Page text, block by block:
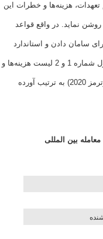
هزینه‌ها و خطرات این
در واقع قواعد
دادن و استاندارد
نمودن رابطه فروشنده و خریدار می‌باشد.» در جدول شماره 1 و 2 لیست هزینه‌ها و
مسئولیت‌های یک معامله بین‌المللی(بر اساس اینکوترمز 2020) به ترتیب آورده